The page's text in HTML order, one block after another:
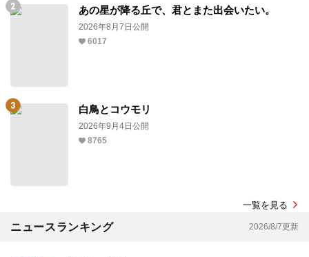
あの星が降る丘で、君とまた出会いたい。
2026年8月7日公開
6017
白鳥とコウモリ
2026年9月4日公開
8765
一覧を見る
ニュースランキング 2026/8/7更新